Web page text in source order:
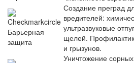
Барьерная
защита
Создание преград
вредителей:
ультразвуковые
щелей.
и грызунов.
Уничтожение